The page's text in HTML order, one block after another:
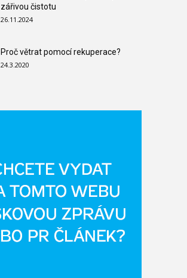
zářivou čistotu
26.11.2024
Proč větrat pomocí rekuperace?
24.3.2020